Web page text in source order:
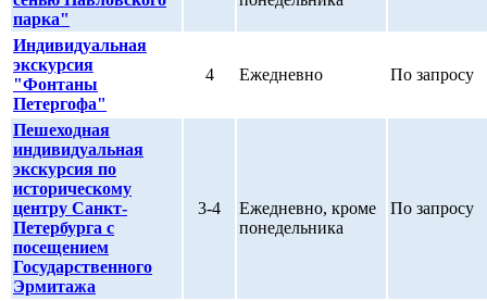
парка"
Индивидуальная
экскурсия
"Фонтаны
Петергофа"
4 Ежедневно По запросу
Пешеходная
индивидуальная
экскурсия по
историческому
центру Санкт-
Петербурга с
посещением
Государственного
Эрмитажа
3-4
Ежедневно, кроме
понедельника
По запросу